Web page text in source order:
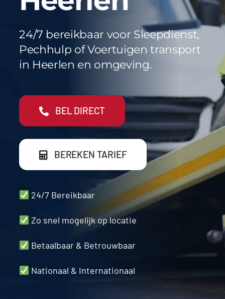
FAQ
Blog
Contact
24/7 bereikbaar voor Sleepdienst,
Pechhulp of Voertuigen transport
in Heerlen en omgeving.
BEL DIRECT
BEREKEN TARIEF
24/7 Bereikbaar
Zo snel mogelijk op locatie
Betaalbaar & Betrouwbaar
Nationaal & Internationaal